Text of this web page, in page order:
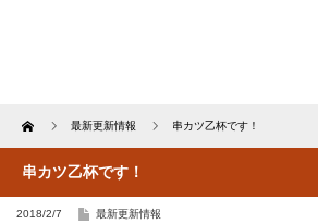
Home 最新更新情報 串カツ乙杯です！
串カツ乙杯です！
2018/2/7 最新更新情報